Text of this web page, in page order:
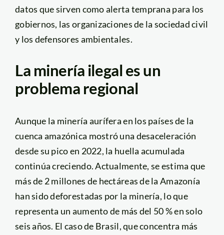
datos que sirven como alerta temprana para los
gobiernos, las organizaciones de la sociedad civil
y los defensores ambientales.
La minería ilegal es un
problema regional
Aunque la minería aurífera en los países de la
cuenca amazónica mostró una desaceleración
desde su pico en 2022, la huella acumulada
continúa creciendo. Actualmente, se estima que
más de 2 millones de hectáreas de la Amazonía
han sido deforestadas por la minería, lo que
representa un aumento de más del 50 % en solo
seis años. El caso de Brasil, que concentra más